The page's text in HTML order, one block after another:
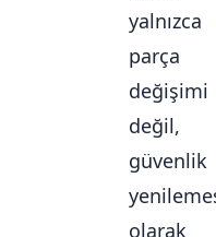
yalnızca
parça
değişimi
değil,
güvenlik
olarak